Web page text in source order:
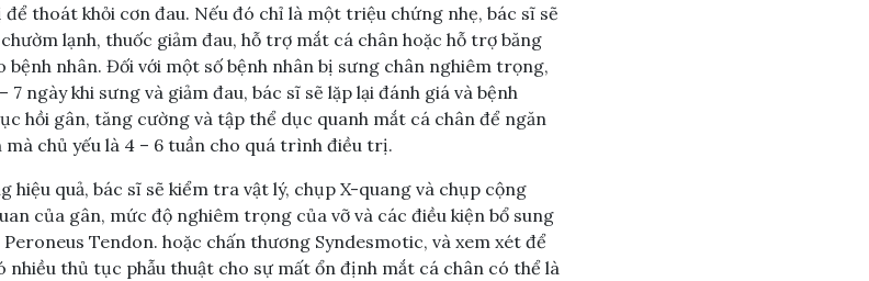
thoát khỏi cơn đau. Nếu đó chỉ là một triệu chứng nhẹ, bác sĩ sẽ
lạnh, thuốc giảm đau, hỗ trợ mắt cá chân hoặc hỗ trợ băng
nhân. Đối với một số bệnh nhân bị sưng chân nghiêm trọng,
7 ngày khi sưng và giảm đau, bác sĩ sẽ lặp lại đánh giá và bệnh
hồi gân, tăng cường và tập thể dục quanh mắt cá chân để ngăn
chủ yếu là 4 – 6 tuần cho quá trình điều trị.
hiệu quả, bác sĩ sẽ kiểm tra vật lý, chụp X-quang và chụp cộng
của gân, mức độ nghiêm trọng của vỡ và các điều kiện bổ sung
Tendon. hoặc chấn thương Syndesmotic, và xem xét để
thủ tục phẫu thuật cho sự mất ổn định mắt cá chân có thể là